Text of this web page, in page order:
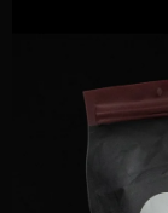
hvězdiček.